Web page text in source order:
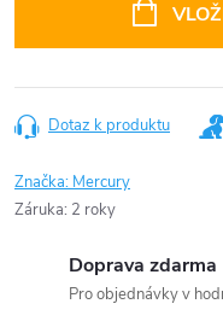
Dotaz k produktu
Značka: Mercury
Záruka: 2 roky
Doprava zdarma
Pro objednávky v